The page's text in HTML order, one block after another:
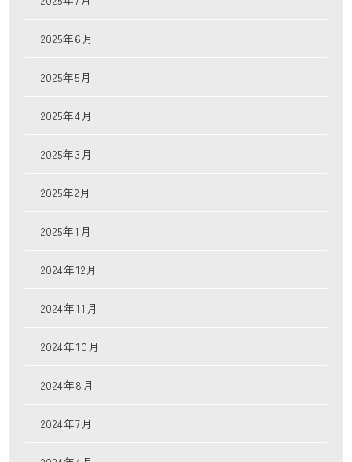
2025年6月
2025年5月
2025年4月
2025年3月
2025年2月
2025年1月
2024年12月
2024年11月
2024年10月
2024年8月
2024年7月